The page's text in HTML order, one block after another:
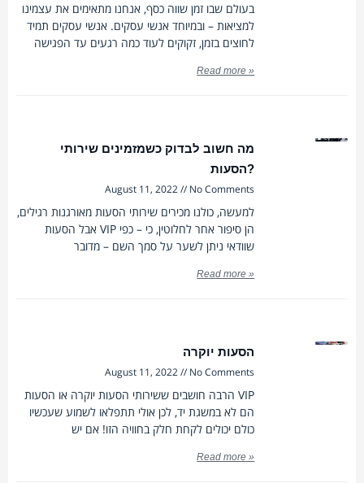
בעולם שבו זמן שווה כסף, אנחנו מתאימים את עצמינו
למציאות – ובמיוחד אנשי עסקים. אנשי עסקים תמיד
לחוצים בזמן, זקוקים לעוד כמה רגעים עד הפגישה
Read more »
מה חשוב לבדוק כשמזמינים שירותי
הסעות?
August 11, 2022
No Comments
למעשה, כולנו מכירים שירותי הסעות מאורגנות רגילים,
אבל הסעות VIP הן סיפור אחר לחלוטין, כי – כפי
שוודאי ניתן לשער על סמך השם – מדובר
Read more »
הסעות יוקרה
August 11, 2022
No Comments
הרבה חושבים ששירותי הסעות יוקרה או הסעות VIP
הם לא במשגת יד, לכן אולי תתפלאו לשמוע שעכשיו
כולם יכולים לקחת חלק בחוויה הזו! אם יש
Read more »